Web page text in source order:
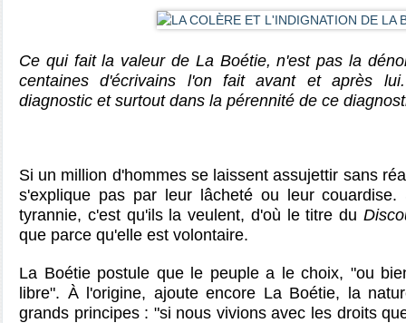
Ce qui fait la valeur de La Boétie, n'est pas la
centaines d'écrivains l'on fait avant et après
diagnostic et surtout dans la pérennité de ce
Si un million d'hommes se laissent assujettir sans
s'explique pas par leur lâcheté ou leur
tyrannie, c'est qu'ils la veulent, d'où le titre du
que parce qu'elle est volontaire.
La Boétie postule que le peuple a le choix, "ou
libre". À l'origine, ajoute encore La Boétie, la
grands principes : "si nous vivions avec les droits